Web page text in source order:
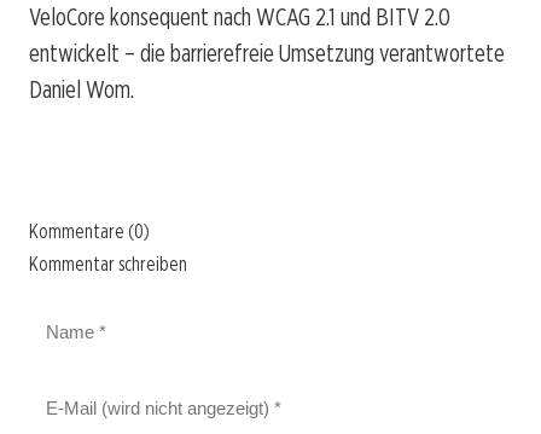
VeloCore konsequent nach WCAG 2.1 und BITV 2.0
entwickelt – die barrierefreie Umsetzung verantwortete
Daniel Wom.
Kommentare (0)
Kommentar schreiben